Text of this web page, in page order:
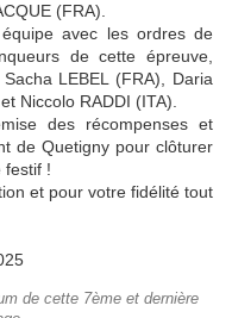
(FRA).
avec les ordres de
de cette épreuve,
LEBEL (FRA), Daria
Niccolo RADDI (ITA).
des récompenses et
de Quetigny pour clôturer
festif !
et pour votre fidélité tout
de cette 7ème et dernière